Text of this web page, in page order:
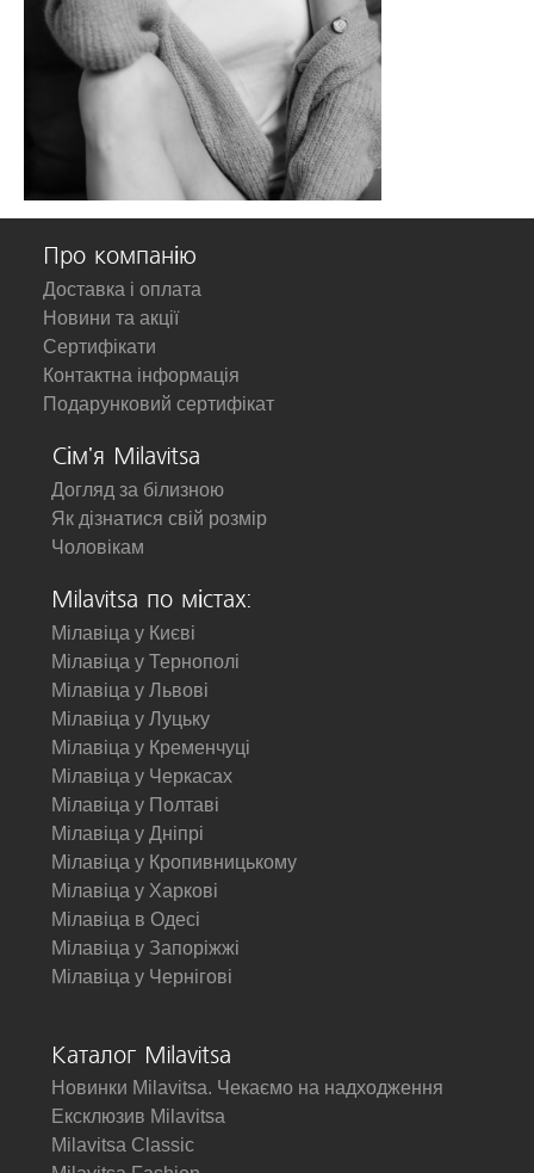
Про компанію
Доставка і оплата
Новини та акції
Сертифікати
Контактна інформація
Подарунковий сертифікат
Сім'я Milavitsa
Догляд за білизною
Як дізнатися свій розмір
Чоловікам
Milavitsa по містах:
Мілавіца у Києві
Мілавіца у Тернополі
Мілавіца у Львові
Мілавіца у Луцьку
Мілавіца у Кременчуці
Мілавіца у Черкасах
Мілавіца у Полтаві
Мілавіца у Дніпрі
Мілавіца у Кропивницькому
Мілавіца у Харкові
Мілавіца в Одесі
Мілавіца у Запоріжжі
Мілавіца у Чернігові
Каталог Milavitsa
Новинки Milavitsa. Чекаємо на надходження
Ексклюзив Milavitsa
Milavitsa Classic